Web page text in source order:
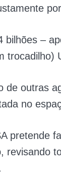
bilhões –
trocadilho)
de outras
no
pretende
revisando